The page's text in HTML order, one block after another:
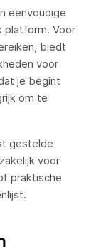
eenvoudige
platform. Voor
biedt
voor
je begint
om te
gestelde
voor
praktische